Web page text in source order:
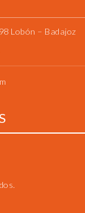
Lobón – Badajoz